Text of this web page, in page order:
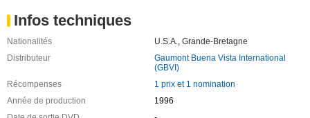
Infos techniques
Nationalités U.S.A.
Grande-Bretagne
Distributeur
Gaumont Buena Vista International
(GBVI)
Récompenses
1 prix et 1 nomination
Année de production
1996